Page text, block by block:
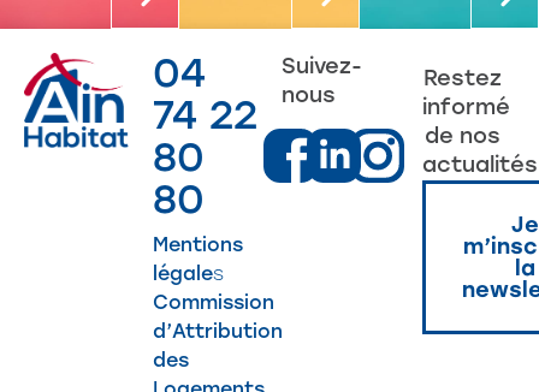
04
74 22
80
80
Mentions
légales
Commission
d’Attribution
des
Suivez-
nous
Restez
informé
de nos
actualités
Je
la